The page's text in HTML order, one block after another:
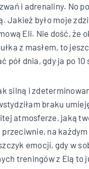
i adrenaliny. No
Jakież było moje
Eli. Nie dość, że
z masłem, to
pół dnia, gdy ja po
silną i
braku
atmosferze, jaką
na
emocji, gdy w
treningów z Elą to